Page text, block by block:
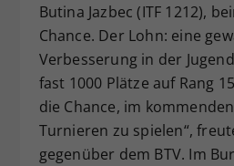
Butina Jazbec (ITF 1212),
Chance. Der Lohn: eine
Verbesserung in der
fast 1000 Plätze auf Rang
die Chance, im
Turnieren zu spielen“,
gegenüber dem BTV. Im